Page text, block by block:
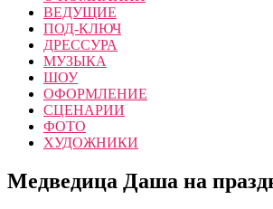
ВЕДУЩИЕ
ПОД-КЛЮЧ
ДРЕССУРА
МУЗЫКА
ШОУ
ОФОРМЛЕНИЕ
СЦЕНАРИИ
ФОТО
ХУДОЖНИКИ
Медведица Даша на